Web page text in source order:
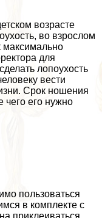
возрасте
во взрослом
максимально
для
лопоухость
вести
Срок ношения
чего его нужно
пользоваться
в комплекте с
приклеиваться